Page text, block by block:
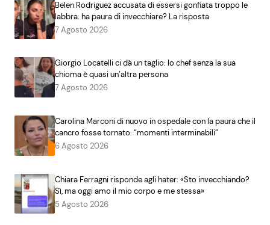
Belen Rodriguez accusata di essersi gonfiata troppo le
labbra: ha paura di invecchiare? La risposta
7 Agosto 2026
Giorgio Locatelli ci dà un taglio: lo chef senza la sua
chioma è quasi un’altra persona
7 Agosto 2026
Carolina Marconi di nuovo in ospedale con la paura che il
cancro fosse tornato: “momenti interminabili”
6 Agosto 2026
Chiara Ferragni risponde agli hater: «Sto invecchiando?
Sì, ma oggi amo il mio corpo e me stessa»
5 Agosto 2026